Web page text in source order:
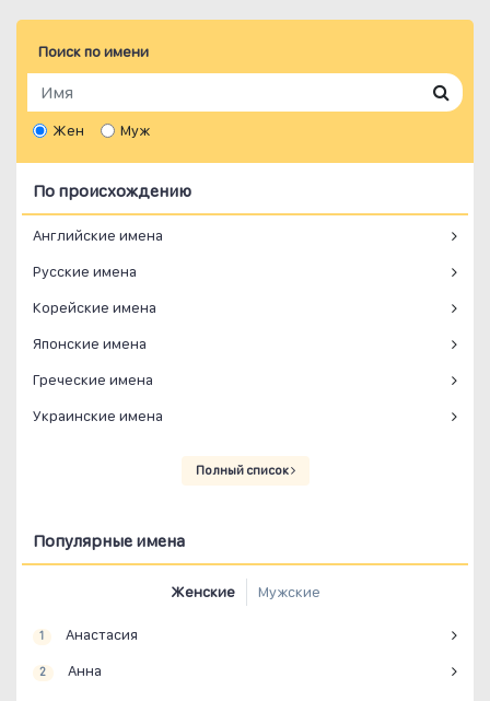
Поиск по имени
Жен Муж
По происхождению
Английские имена
Русские имена
Корейские имена
Японские имена
Греческие имена
Украинские имена
Полный список
Популярные имена
Женские Мужские
1 Анастасия
2 Анна